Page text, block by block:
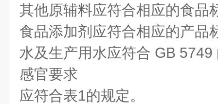
其他原辅料应符合相应的食品
食品添加剂应符合相应的产品
水及生产用水应符合 GB 5749
感官要求
应符合表1的规定。